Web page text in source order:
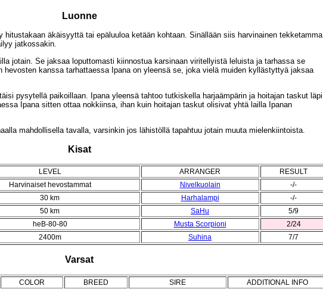
Luonne
hitustakaan äkäisyyttä tai epäluuloa ketään kohtaan. Sinällään siis harvinainen tekketamma
jatkossakin.
jotain. Se jaksaa loputtomasti kiinnostua karsinaan viritellyistä leluista ja tarhassa se
hevosten kanssa tarhattaessa Ipana on yleensä se, joka vielä muiden kyllästyttyä jaksaa
pysytellä paikoillaan. Ipana yleensä tahtoo tutkiskella harjaämpärin ja hoitajan taskut läpi
Ipana sitten ottaa nokkiinsa, ihan kuin hoitajan taskut olisivat yhtä lailla Ipanan
mahdollisella tavalla, varsinkin jos lähistöllä tapahtuu jotain muuta mielenkiintoista.
Kisat
LEVEL ARRANGER
RESULT
Harvinaiset hevostammat Nivelkuolain
-/-
30 km Harhalampi
-/-
50 km SaHu
5/9
heB-80-80 Musta Scorpioni
2/24
2400m Suhina 7/7
Varsat
COLOR BREED SIRE ADDITIONAL INFO